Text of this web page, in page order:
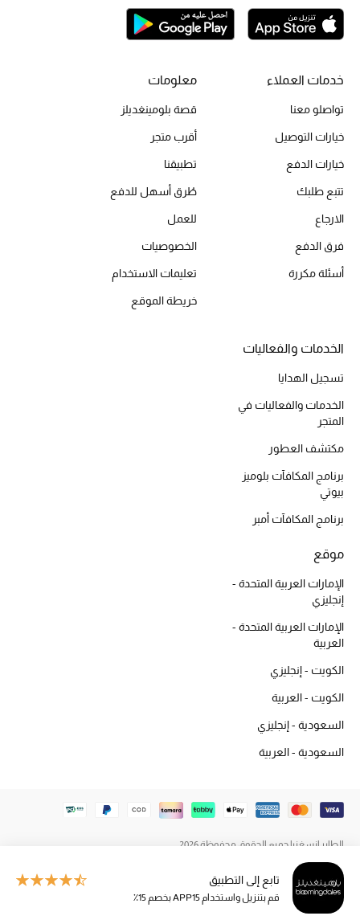
تشكيلة الأحذية
الأحذية الرجالية
أحذية للأطفال
أحذية مختارة
خصومات
جميع مستحضرات الجمال
الجديد في عالم الجمال
العطور
العناية بالبشرة
مستحضرات العناية
العناية بالشعر
هدايا
مجموعة الجمال
الجمال في بلوميزتابع إلى التطبيق
قم بتنزيل واستخدام APP15 بخصم 15٪
خدمات العملاء
تواصلو معنا
خيارات التوصيل
خيارات الدفع
تتبع طلبك
الارجاع
فرق الدفع
أسئلة مكررة
معلومات
قصة بلومينغديلز
أقرب متجر
تطبيقنا
طُرق أسهل للدفع
للعمل
الخصوصيات
تعليمات الاستخدام
خريطة الموقع
الخدمات والفعاليات
تسجيل الهدايا
الخدمات والفعاليات في
المتجر
مكتشف العطور
برنامج المكافآت بلوميز
بيوتي
برنامج المكافآت أمبر
موقع
الإمارات العربية المتحدة -
إنجليزي
الإمارات العربية المتحدة -
العربية
الكويت - إنجليزي
الكويت - العربية
السعودية - إنجليزي
السعودية - العربية
الطاير إنسغنيا جميع الحقوق محفوظة 2026